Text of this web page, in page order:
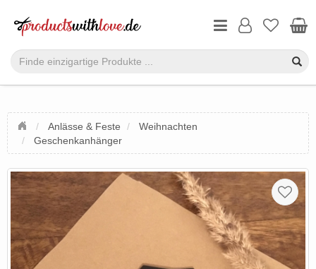
Anlässe & Feste
Weihnachten
Geschenkanhänger